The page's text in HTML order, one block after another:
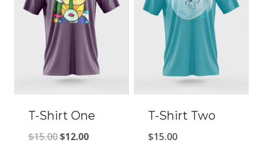
T-Shirt One
$15.00Оригінальна
$12.00Поточна
T-Shirt Two
$15.00